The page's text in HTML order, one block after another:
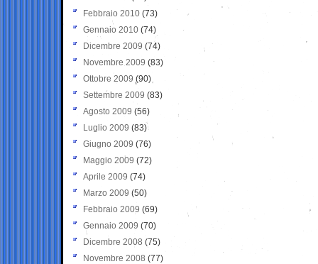
Febbraio 2010 (73)
Gennaio 2010 (74)
Dicembre 2009 (74)
Novembre 2009 (83)
Ottobre 2009 (90)
Settembre 2009 (83)
Agosto 2009 (56)
Luglio 2009 (83)
Giugno 2009 (76)
Maggio 2009 (72)
Aprile 2009 (74)
Marzo 2009 (50)
Febbraio 2009 (69)
Gennaio 2009 (70)
Dicembre 2008 (75)
Novembre 2008 (77)